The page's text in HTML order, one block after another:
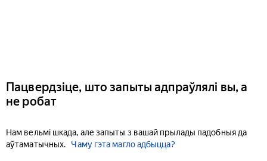
Пацвердзіце, што запыты адпраўлялі вы, а
не робат
Нам вельмі шкада, але запыты з вашай прылады падобныя да
аўтаматычных.
Чаму гэта магло адбыцца?